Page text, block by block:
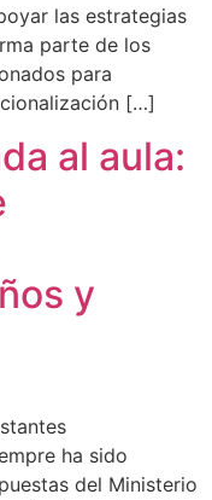
las estrategias
parte de los
para
[…]
al aula:
y
ha sido
del Ministerio